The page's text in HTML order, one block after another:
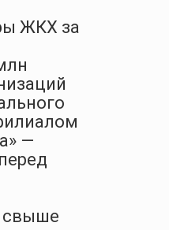
ЖКХ за
—
свыше